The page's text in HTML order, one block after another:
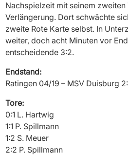
Nachspielzeit mit seinem
Verlängerung. Dort schwächte
zweite Rote Karte selbst. In
weiter, doch acht Minuten vor
entscheidende 3:2.
Endstand:
Ratingen 04/19 – MSV Duisburg
Tore:
0:1 L. Hartwig
1:1 P. Spillmann
1:2 S. Meuer
2:2 P. Spillmann